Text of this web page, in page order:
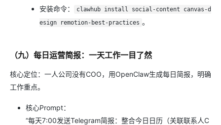
安装命令：
clawhub install social-content canvas-d
esign remotion-best-practices 。
（九）每日运营简报：一天工作一目了然
核心定位：一人公司没有COO，用OpenClaw生成每日简报，明确
工作重点。
核心Prompt：
“每天7:00发送Telegram简报：整合今日日历（关联联系人C